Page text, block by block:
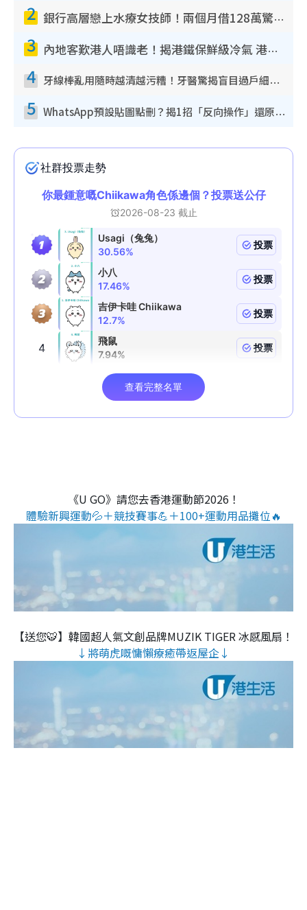
2 銀行高層戀上水療女技師！兩個月借128萬驚覺「沉船」沉落火海 揭背後疑似邪教操控賣淫
3 內地客歎港人唔識老！揭港鐵保鮮級冷氣 港人求放過：咪投訴
4 牙線棒亂用隨時越清越污糟！牙醫驚揭盲目過戶細菌恐致蛀牙：呢種先係日常真保養
5 WhatsApp預設貼圖點刪？揭1招「反向操作」還原簡潔介面 附3步實測教學
《U GO》請您去香港運動節2026！
體驗新興運動💦＋競技賽事💪＋100+運動用品攤位🔥
【送您🐯】韓國超人氣文創品牌MUZIK TIGER 冰感風扇！
↓將萌虎嘅慵懶療癒帶返屋企↓